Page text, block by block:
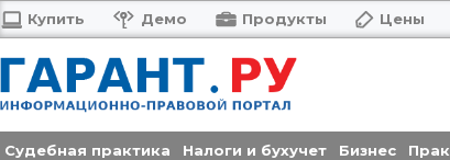
Купить Демо Продукты Цены
Судебная практика Налоги и бухучет Бизнес